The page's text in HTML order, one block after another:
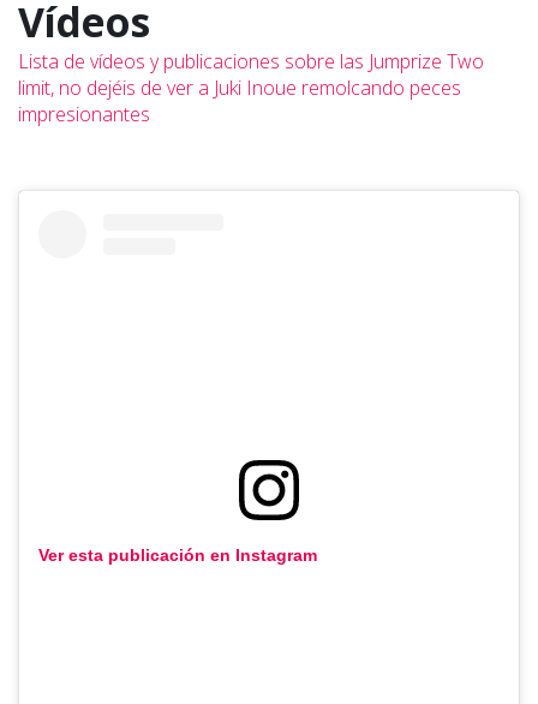
Vídeos
Lista de vídeos y publicaciones sobre las Jumprize Two
limit, no dejéis de ver a Juki Inoue remolcando peces
impresionantes
Ver esta publicación en Instagram